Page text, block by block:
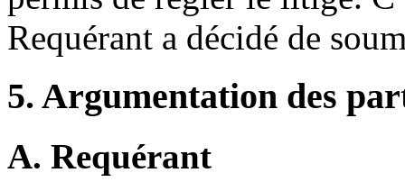
Requérant a décidé de
5. Argumentation des
A. Requérant